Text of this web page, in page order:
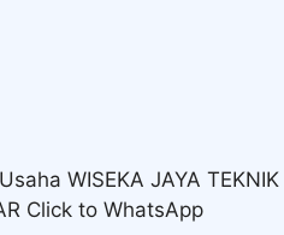
WISEKA JAYA
Click to WhatsApp